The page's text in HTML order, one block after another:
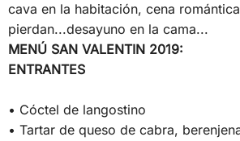
cava en la habitación, cena
pierdan...desayuno en la cama...
MENÚ SAN VALENTIN 2019:
ENTRANTES
• Cóctel de langostino
• Tartar de queso de cabra,